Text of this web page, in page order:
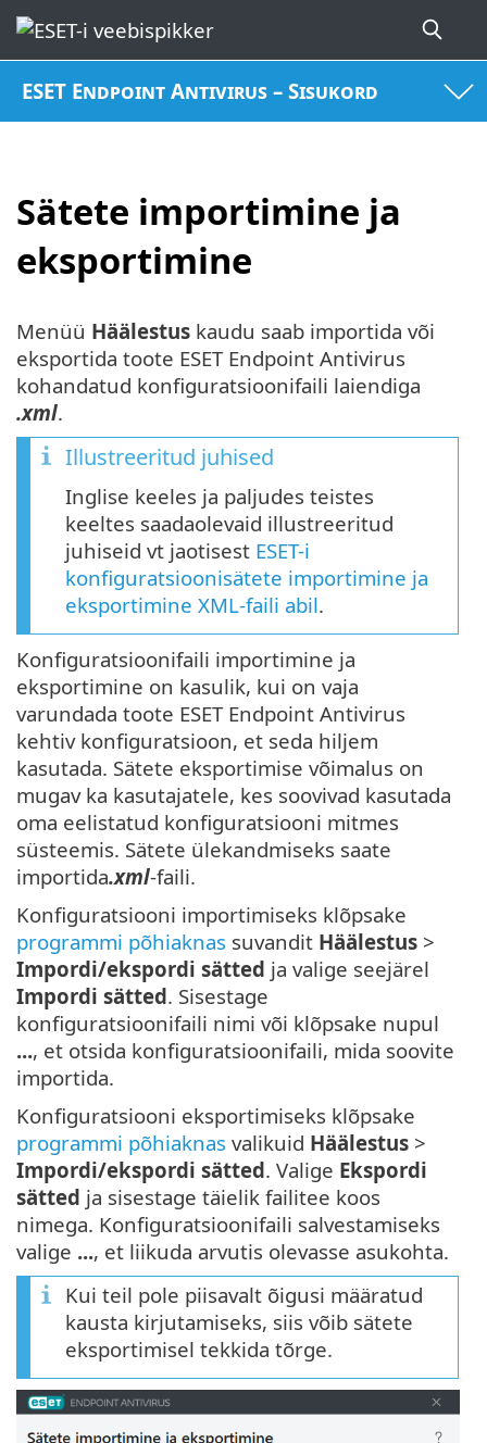
ESET Endpoint Antivirus – Sisukord
Sätete importimine ja
eksportimine
Menüü Häälestus kaudu saab importida või
eksportida toote ESET Endpoint Antivirus
kohandatud konfiguratsioonifaili laiendiga
.xml.
Illustreeritud juhised
Inglise keeles ja paljudes teistes
keeltes saadaolevaid illustreeritud
juhiseid vt jaotisest ESET-i
konfiguratsioonisätete importimine ja
eksportimine XML-faili abil.
Konfiguratsioonifaili importimine ja
eksportimine on kasulik, kui on vaja
varundada toote ESET Endpoint Antivirus
kehtiv konfiguratsioon, et seda hiljem
kasutada. Sätete eksportimise võimalus on
mugav ka kasutajatele, kes soovivad kasutada
oma eelistatud konfiguratsiooni mitmes
süsteemis. Sätete ülekandmiseks saate
importida.xml-faili.
Konfiguratsiooni importimiseks klõpsake
programmi põhiaknas suvandit Häälestus >
Impordi/ekspordi sätted ja valige seejärel
Impordi sätted. Sisestage
konfiguratsioonifaili nimi või klõpsake nupul
..., et otsida konfiguratsioonifaili, mida soovite
importida.
Konfiguratsiooni eksportimiseks klõpsake
programmi põhiaknas valikuid Häälestus >
Impordi/ekspordi sätted. Valige Ekspordi
sätted ja sisestage täielik failitee koos
nimega. Konfiguratsioonifaili salvestamiseks
valige ..., et liikuda arvutis olevasse asukohta.
Kui teil pole piisavalt õigusi määratud
kausta kirjutamiseks, siis võib sätete
eksportimisel tekkida tõrge.